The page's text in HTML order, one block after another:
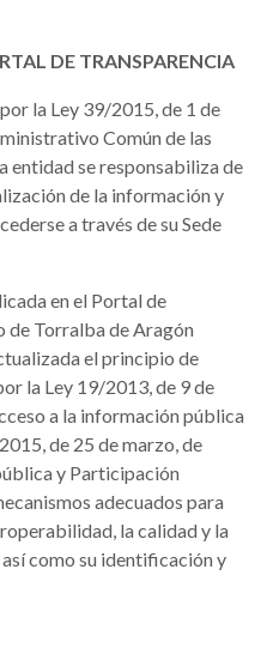
DE TRANSPARENCIA
la Ley 39/2015, de 1 de
Común de las
entidad se responsabiliza de
de la información y
a través de su Sede
en el Portal de
de Torralba de Aragón
el principio de
la Ley 19/2013, de 9 de
a la información pública
de 25 de marzo, de
y Participación
adecuados para
la calidad y la
como su identificación y